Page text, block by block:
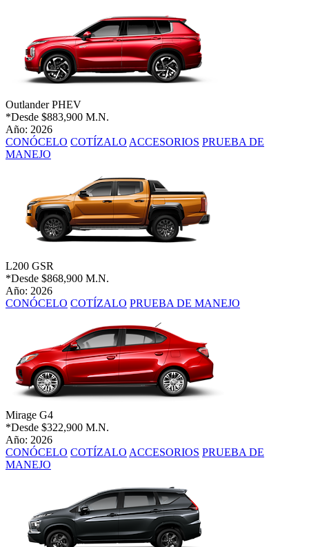
Outlander PHEV
*Desde $883,900 M.N.
Año: 2026
CONÓCELO COTÍZALO ACCESORIOS PRUEBA DE
MANEJO
L200 GSR
*Desde $868,900 M.N.
Año: 2026
CONÓCELO COTÍZALO PRUEBA DE MANEJO
Mirage G4
*Desde $322,900 M.N.
Año: 2026
CONÓCELO COTÍZALO ACCESORIOS PRUEBA DE
MANEJO